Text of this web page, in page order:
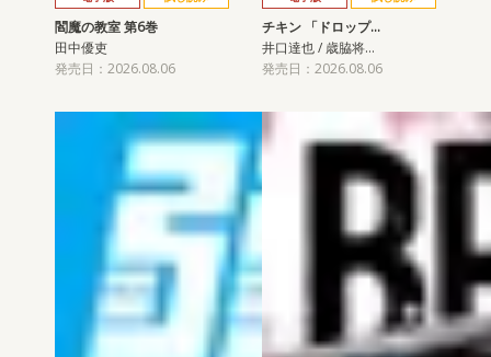
閻魔の教室 第6巻
田中優吏
発売日：2026.08.06
チキン 「ドロップ…
井口達也 / 歳脇将…
発売日：2026.08.06